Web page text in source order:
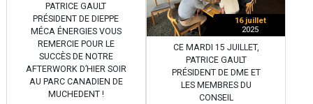
PATRICE GAULT
PRÉSIDENT DE DIEPPE
MÉCA ÉNERGIES VOUS
REMERCIE POUR LE
SUCCÈS DE NOTRE
AFTERWORK D’HIER SOIR
AU PARC CANADIEN DE
MUCHEDENT !
16 juillet
2025
CE MARDI 15 JUILLET,
PATRICE GAULT
PRÉSIDENT DE DME ET
LES MEMBRES DU
CONSEIL